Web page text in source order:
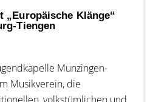
„Europäische Klänge“
Tiengen
Munzingen-
Musikverein, die